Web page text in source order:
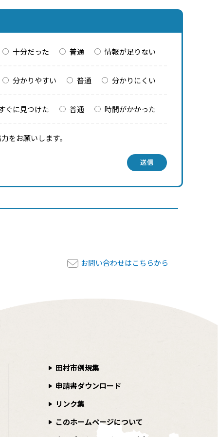
十分だった 普通 情報が足りない
分かりやすい 普通 分かりにくい
ぐに見つけた 普通 時間がかかった
をお願いします。
送信
お問い合わせはこちらから
田村市例規集
申請書ダウンロード
リンク集
このホームページについて